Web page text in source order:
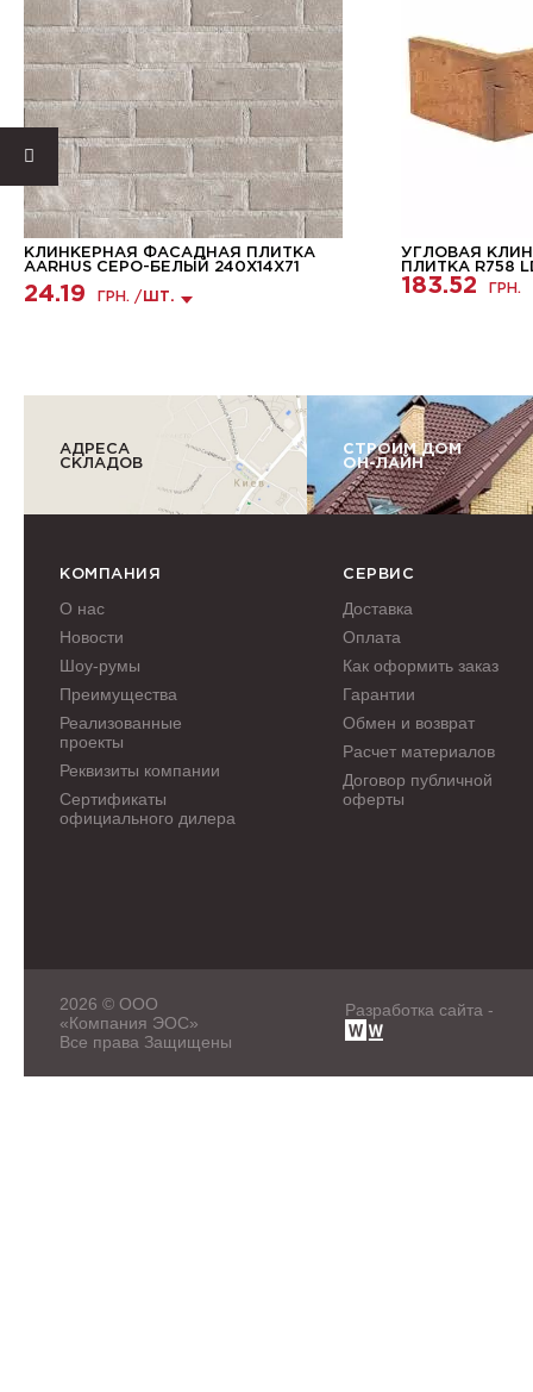
КЛИНКЕРНАЯ ФАСАДНАЯ ПЛИТКА
AARHUS СЕРО-БЕЛЫЙ 240Х14Х71
24.19 ГРН. / ШТ.
УГЛОВАЯ
ПЛИТКА R758
183.52 ГРН.
АДРЕСА
СКЛАДОВ
СТРОИМ ДОМ
ОН-ЛАЙН
КОМПАНИЯ
О нас
Новости
Шоу-румы
Преимущества
Реализованные
проекты
Реквизиты компании
Сертификаты
официального дилера
СЕРВИС
Доставка
Оплата
Как оформить заказ
Гарантии
Обмен и возврат
Расчет материалов
Договор публичной
оферты
2026 © ООО
«Компания ЭОС»
Все права Защищены
Разработка сайта -